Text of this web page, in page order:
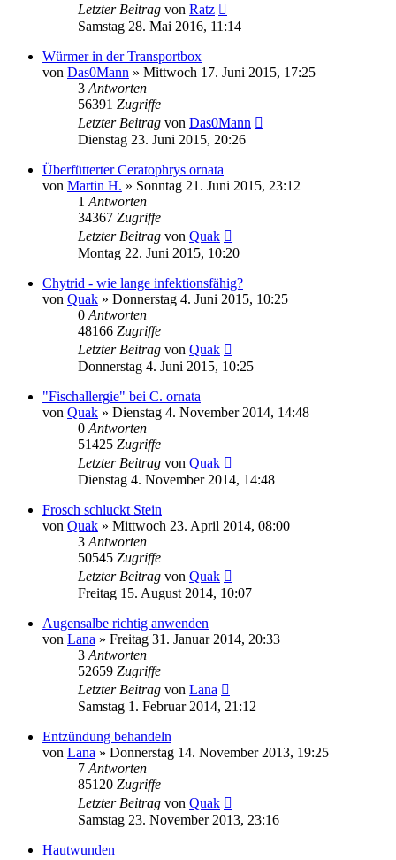
Letzter Beitrag von Ratz
Samstag 28. Mai 2016, 11:14
Würmer in der Transportbox
von Das0Mann » Mittwoch 17. Juni 2015, 17:25
3 Antworten
56391 Zugriffe
Letzter Beitrag von Das0Mann
Dienstag 23. Juni 2015, 20:26
Überfütterter Ceratophrys ornata
von Martin H. » Sonntag 21. Juni 2015, 23:12
1 Antworten
34367 Zugriffe
Letzter Beitrag von Quak
Montag 22. Juni 2015, 10:20
Chytrid - wie lange infektionsfähig?
von Quak » Donnerstag 4. Juni 2015, 10:25
0 Antworten
48166 Zugriffe
Letzter Beitrag von Quak
Donnerstag 4. Juni 2015, 10:25
"Fischallergie" bei C. ornata
von Quak » Dienstag 4. November 2014, 14:48
0 Antworten
51425 Zugriffe
Letzter Beitrag von Quak
Dienstag 4. November 2014, 14:48
Frosch schluckt Stein
von Quak » Mittwoch 23. April 2014, 08:00
3 Antworten
50545 Zugriffe
Letzter Beitrag von Quak
Freitag 15. August 2014, 10:07
Augensalbe richtig anwenden
von Lana » Freitag 31. Januar 2014, 20:33
3 Antworten
52659 Zugriffe
Letzter Beitrag von Lana
Samstag 1. Februar 2014, 21:12
Entzündung behandeln
von Lana » Donnerstag 14. November 2013, 19:25
7 Antworten
85120 Zugriffe
Letzter Beitrag von Quak
Samstag 23. November 2013, 23:16
Hautwunden